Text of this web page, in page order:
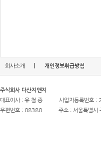
회사소개 개인정보취급방침
주식회사 다산지앤지
대표이사 : 유 철 종
사업자등록번호
우편번호 : 08380
주소 : 서울특별